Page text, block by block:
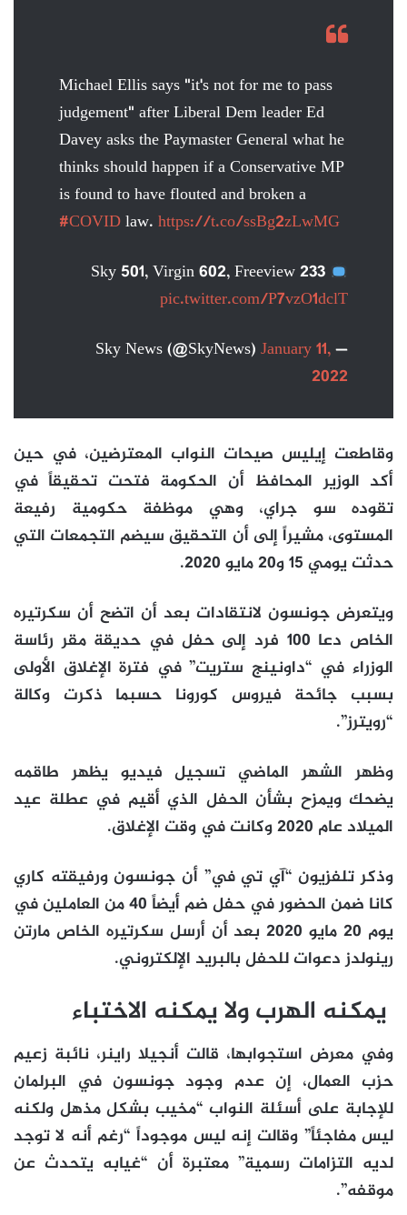
Michael Ellis says "it's not for me to pass
judgement" after Liberal Dem leader Ed
Davey asks the Paymaster General what he
thinks should happen if a Conservative MP
is found to have flouted and broken a
#COVIDlaw. https://t.co/ssBg2zLwMG
Sky 501, Virgin 602, Freeview 233
pic.twitter.com/P7vzO1dclT
— Sky News (@SkyNews)
January 11,
2022
وقاطعت إيليس صيحات النواب المعترضين، في حين
أكد الوزير المحافظ أن الحكومة فتحت تحقيقاً في
تقوده سو جراي، وهي موظفة حكومية رفيعة
المستوى، مشيراً إلى أن التحقيق سيضم التجمعات التي
حدثت يومي 15 و20 مايو 2020.
ويتعرض جونسون لانتقادات بعد أن اتضح أن سكرتيره
الخاص دعا 100 فرد إلى حفل في حديقة مقر رئاسة
الوزراء في “داونينج ستريت” في فترة الإغلاق الأولى
بسبب جائحة فيروس كورونا حسبما ذكرت وكالة
“رويترز”.
وظهر الشهر الماضي تسجيل فيديو يظهر طاقمه
يضحك ويمزح بشأن الحفل الذي أقيم في عطلة عيد
الميلاد عام 2020 وكانت في وقت الإغلاق.
وذكر تلفزيون “آي تي في” أن جونسون ورفيقته كاري
كانا ضمن الحضور في حفل ضم أيضاً 40 من العاملين في
يوم 20 مايو 2020 بعد أن أرسل سكرتيره الخاص مارتن
رينولدز دعوات للحفل بالبريد الإلكتروني.
يمكنه الهرب ولا يمكنه الاختباء
وفي معرض استجوابها، قالت أنجيلا راينر، نائبة زعيم
حزب العمال، إن عدم وجود جونسون في البرلمان
للإجابة على أسئلة النواب “مخيب بشكل مذهل ولكنه
ليس مفاجئاً” وقالت إنه ليس موجوداً “رغم أنه لا توجد
لديه التزامات رسمية” معتبرة أن “غيابه يتحدث عن
موقفه”.